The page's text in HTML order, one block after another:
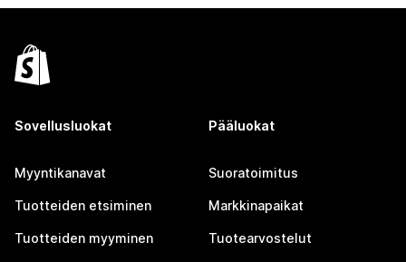
Sovellusluokat
Myyntikanavat
Tuotteiden etsiminen
Tuotteiden myyminen
Pääluokat
Suoratoimitus
Markkinapaikat
Tuotearvostelut